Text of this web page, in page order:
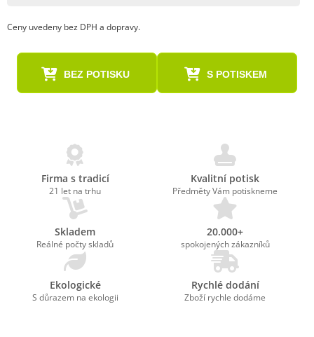
Ceny uvedeny bez DPH a dopravy.
BEZ POTISKU S POTISKEM
Firma s tradicí
21 let na trhu
Kvalitní potisk
Předměty Vám potiskneme
Skladem
Reálné počty skladů
20.000+
spokojených zákazníků
Ekologické
S důrazem na ekologii
Rychlé dodání
Zboží rychle dodáme